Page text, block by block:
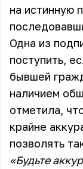
на истинную
Одна из
поступить,
бывшей
наличием
отметила,
крайне
позволять
«Будьте